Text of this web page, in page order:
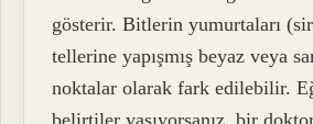
gösterir. Bitlerin yumurtaları
tellerine yapışmış beyaz veya
noktalar olarak fark edilebilir.
belirtiler yaşıyorsanız, bir